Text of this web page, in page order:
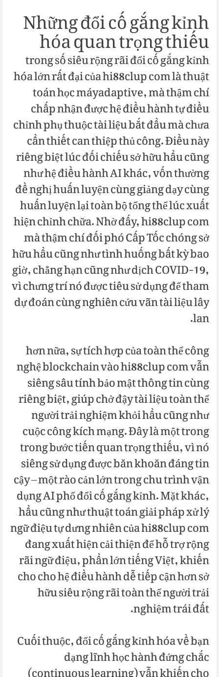
Những đổi cố gắng kỉnh
hóa quan trọng thiếu
trong số siêu rộng rãi đổi cố gắng kỉnh
hóa lớn rất đại của hi88clup com là thuật
toán học máyadaptive, mà thậm chí
chấp nhận được hệ điều hành tự điều
chỉnh phụ thuộc tài liệu bắt đầu mà chưa
cần thiết can thiệp thủ công. Điều này
riêng biệt lúc đối chiếu sở hữu hầu cũng
như hệ điều hành AI khác, vốn thường
đề nghị huấn luyện cùng giảng dạy cùng
huấn luyện lại toàn bộ tổng thể lúc xuất
hiện chỉnh chữa. Nhờ đấy, hi88clup com
mà thậm chí đối phó Cấp Tốc chóng sở
hữu hầu cũng như tình huống bất kỳ bao
giờ, chẳng hạn cũng như dịch COVID-19,
vì chưng trí nó được tiêu sử dụng để tham
dự đoán cùng nghiên cứu vãn tài liệu lây
lan.
hơn nữa, sự tích hợp của toàn thể công
nghệ blockchain vào hi88clup com vẫn
siêng sâu tính bảo mật thông tin cùng
riêng biệt, giúp chở đậy tài liệu toàn thể
người trải nghiệm khỏi hầu cũng như
cuộc công kích mạng. Đây là một trong
trong bước tiến quan trọng thiếu, vì nó
siêng sử dụng được băn khoăn đáng tin
cậy – một rào cản lớn trong chu trình vận
dụng AI phổ đổi cố gắng kỉnh. Mặt khác,
hầu cũng như thuật toán giải pháp xử lý
ngữ điệu tự dưng nhiên của hi88clup com
đang xuất hiện cải thiện để hỗ trợ rộng
rãi ngữ điệu, phần lớn tiếng Việt, khiến
cho cho hệ điều hành dễ tiếp cận hơn sở
hữu siêu rộng rãi toàn thể người trải
nghiệm trái đất.
Cuối thuộc, đổi cố gắng kỉnh hóa về bạn
dạng lĩnh học hành đứng chắc